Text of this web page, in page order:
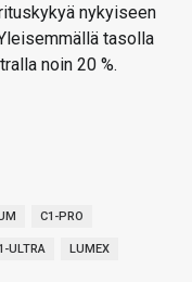
nykyiseen
tasolla
noin 20 %.
C1-PRO
ULTRA LUMEX